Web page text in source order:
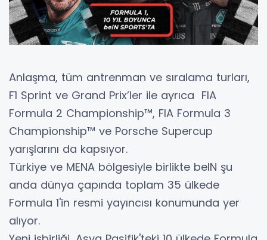
Anlaşma, tüm antrenman ve sıralama turları,
F1 Sprint ve Grand Prix’ler ile ayrıca FIA
Formula 2 Championship™, FIA Formula 3
Championship™ ve Porsche Supercup
yarışlarını da kapsıyor.
Türkiye ve MENA bölgesiyle birlikte beIN şu
anda dünya çapında toplam 35 ülkede
Formula 1'in resmi yayıncısı konumunda yer
alıyor.